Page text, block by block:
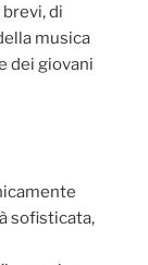
di
musica
dei giovani
sofisticata,